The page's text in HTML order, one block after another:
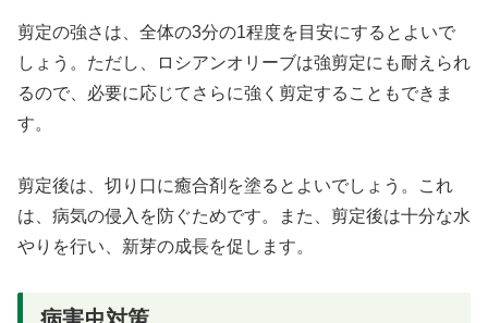
剪定の強さは、全体の3分の1程度を目安にするとよいで
しょう。ただし、ロシアンオリーブは強剪定にも耐えられ
るので、必要に応じてさらに強く剪定することもできま
す。
剪定後は、切り口に癒合剤を塗るとよいでしょう。これ
は、病気の侵入を防ぐためです。また、剪定後は十分な水
やりを行い、新芽の成長を促します。